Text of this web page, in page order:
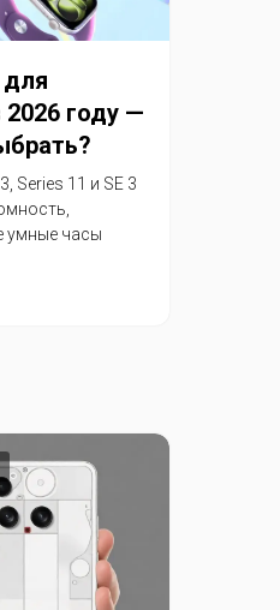
году —
Series 11 и SE 3
умные часы